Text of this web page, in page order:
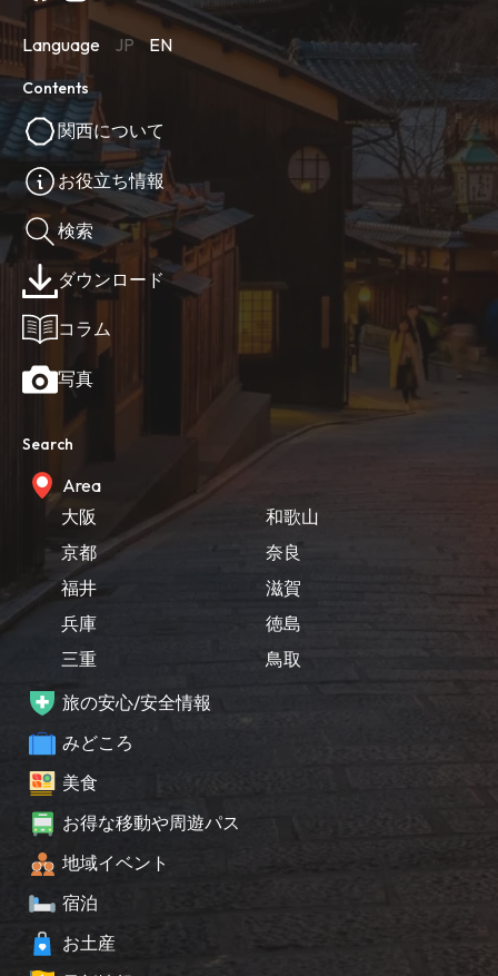
Language JP EN
Contents
関西について
お役立ち情報
検索
ダウンロード
コラム
写真
Search
Area
大阪
京都
福井
兵庫
三重
和歌山
奈良
滋賀
徳島
鳥取
旅の安心/安全情報
みどころ
美食
お得な移動や周遊パス
地域イベント
宿泊
お土産